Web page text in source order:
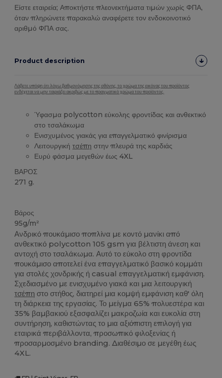
Είστε εταιρεία; Αποκτήστε πλεονεκτήματα τιμών χωρίς ΦΠΑ,
όταν πληρώνετε παρακαλώ αναφέρετε τον ενδοκοινοτικό
αριθμό ΦΠΑ σας.
Product description
Λάβετε υπόψη ότι λόγω βαθμονόμησης της οθόνης, το χρώμα της εικόνας του προϊόντος
ενδέχεται να μην ταιριάζει ακριβώς με το πραγματικό χρώμα του προϊόντος.
Ύφασμα polycotton εύκολης φροντίδας και ανθεκτικό
στο τσαλάκωμα
Ενισχυμένος γιακάς για επαγγελματικό φινίρισμα
Λειτουργικήτσέπη στην πλευρά της καρδιάς
Ευρύ φάσμα μεγεθών έως 4XL
ΒΑΡΟΣ
271 g.
Βάρος
95g/m²
Ανδρικό πουκάμισο ποπλίνα με κοντό μανίκι από
ανθεκτικό polycotton 105 gsm για βέλτιστη άνεση και
αντοχή στο τσαλάκωμα. Αυτό το εύκολο στη φροντίδα
πουκάμισο αποτελεί ένα επαγγελματικό βασικό κομμάτι
για στολές χονδρικής ή casual επαγγελματική εμφάνιση.
Σχεδιασμένο με ενισχυμένο γιακά και μια λειτουργική
τσέπη στο στήθος, διατηρεί μια κομψή εμφάνιση καθ' όλη
τη διάρκεια της εργασίας. Το μείγμα 65% πολυεστέρα και
35% βαμβακιού εξασφαλίζει μακροζωία και ευκολία στη
συντήρηση, καθιστώντας το μια αξιόπιστη επιλογή για
εταιρικά περιβάλλοντα, προσωπικό φιλοξενίας ή
προσαρμοσμένο branding. Διαθέσιμο σε μεγέθη έως
4XL.